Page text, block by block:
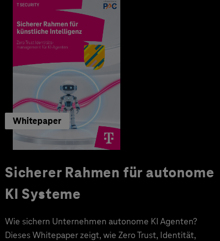
Whitepaper
Sicherer Rahmen für autonome
KI Systeme
Wie sichern Unternehmen autonome KI Agenten?
Dieses Whitepaper zeigt, wie Zero Trust, Identität,